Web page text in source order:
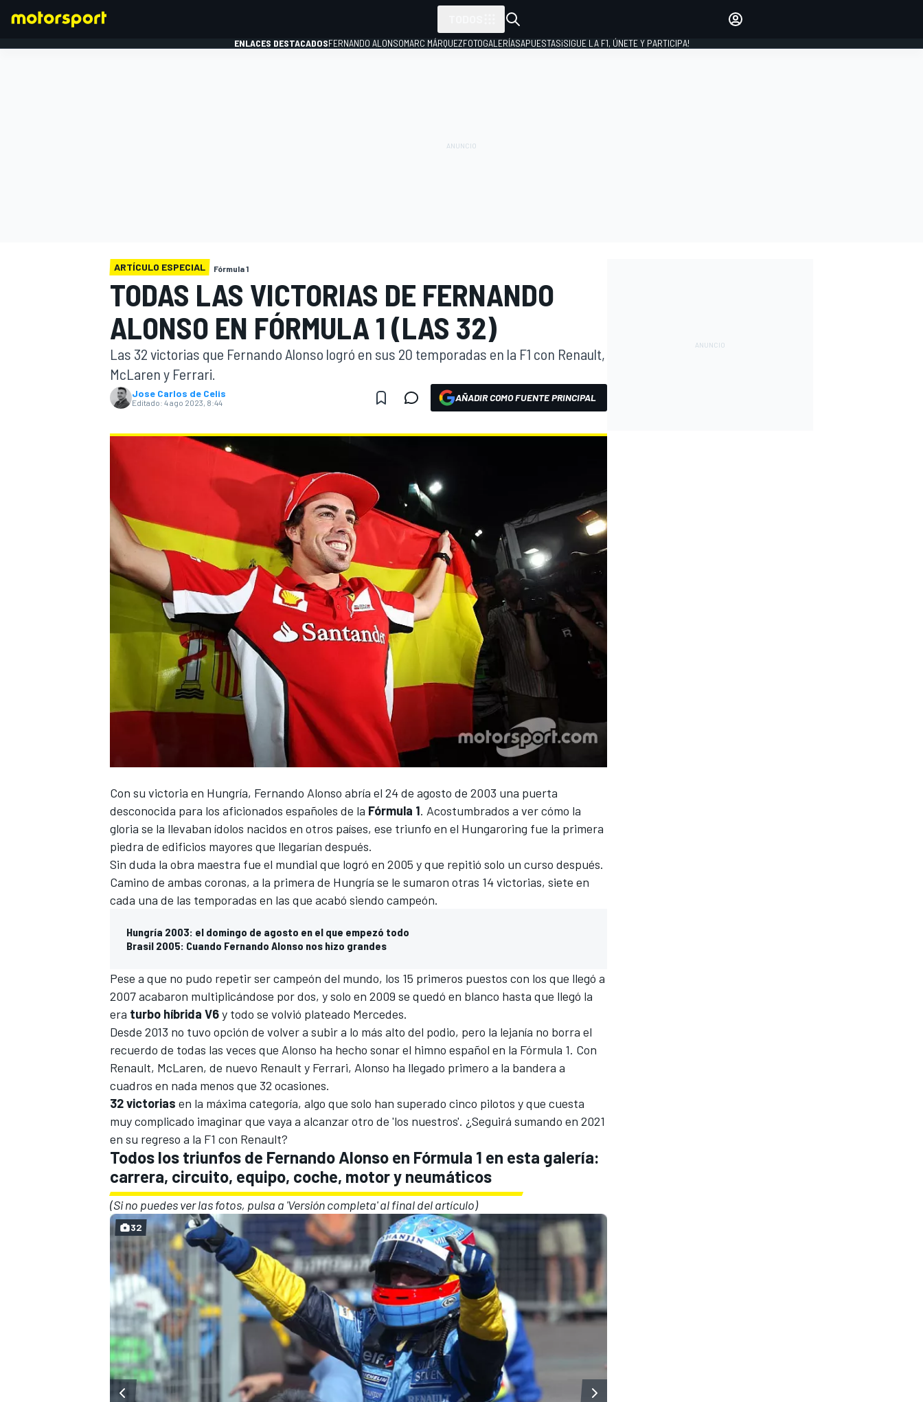
WEC FÓRMULA E
ENLACES DESTACADOSFERNANDO ALONSOMARC MÁRQUEZFOTOGALERÍASAPUESTAS¡SIGUE LA F1, ÚNETE Y PARTICIPA!
ARTÍCULO ESPECIAL Fórmula 1
TODAS LAS VICTORIAS DE FERNANDO
ALONSO EN FÓRMULA 1 (LAS 32)
Las 32 victorias que Fernando Alonso logró en sus 20 temporadas en la F1 con Renault,
McLaren y Ferrari.
Jose Carlos de Celis
Editado: 4 ago 2023, 8:44 AÑADIR COMO FUENTE PRINCIPAL
Con su victoria en Hungría, Fernando Alonso abría el 24 de agosto de 2003 una puerta
desconocida para los aficionados españoles de la Fórmula 1. Acostumbrados a ver cómo la
gloria se la llevaban ídolos nacidos en otros países, ese triunfo en el Hungaroring fue la primera
piedra de edificios mayores que llegarían después.
Sin duda la obra maestra fue el mundial que logró en 2005 y que repitió solo un curso después.
Camino de ambas coronas, a la primera de Hungría se le sumaron otras 14 victorias, siete en
cada una de las temporadas en las que acabó siendo campeón.
Hungría 2003: el domingo de agosto en el que empezó todo
Brasil 2005: Cuando Fernando Alonso nos hizo grandes
Pese a que no pudo repetir ser campeón del mundo, los 15 primeros puestos con los que llegó a
2007 acabaron multiplicándose por dos, y solo en 2009 se quedó en blanco hasta que llegó la
era turbo híbrida V6y todo se volvió plateado Mercedes.
Desde 2013 no tuvo opción de volver a subir a lo más alto del podio, pero la lejanía no borra el
recuerdo de todas las veces que Alonso ha hecho sonar el himno español en la Fórmula 1. Con
Renault, McLaren, de nuevo Renault y Ferrari, Alonso ha llegado primero a la bandera a
cuadros en nada menos que 32 ocasiones.
32 victorias en la máxima categoría, algo que solo han superado cinco pilotos y que cuesta
muy complicado imaginar que vaya a alcanzar otro de 'los nuestros'. ¿Seguirá sumando en 2021
en su regreso a la F1 con Renault?
Todos los triunfos de Fernando Alonso en Fórmula 1 en esta galería:
carrera, circuito, equipo, coche, motor y neumáticos
(Si no puedes ver las fotos, pulsa a 'Versión completa' al final del artículo)
32